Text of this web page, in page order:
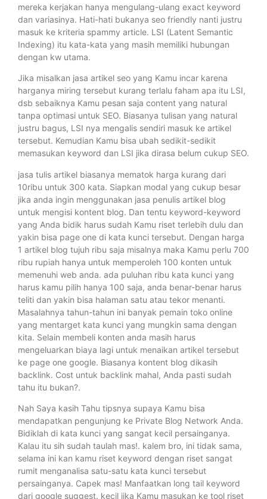
mereka kerjakan hanya mengulang-ulang exact keyword
dan variasinya. Hati-hati bukanya seo friendly nanti justru
masuk ke kriteria spammy article. LSI (Latent Semantic
Indexing) itu kata-kata yang masih memiliki hubungan
dengan kw utama.
Jika misalkan jasa artikel seo yang Kamu incar karena
harganya miring tersebut kurang terlalu faham apa itu LSI,
dsb sebaiknya Kamu pesan saja content yang natural
tanpa optimasi untuk SEO. Biasanya tulisan yang natural
justru bagus, LSI nya mengalis sendiri masuk ke artikel
tersebut. Kemudian Kamu bisa ubah sedikit-sedikit
memasukan keyword dan LSI jika dirasa belum cukup SEO.
jasa tulis artikel biasanya mematok harga kurang dari
10ribu untuk 300 kata. Siapkan modal yang cukup besar
jika anda ingin menggunakan jasa penulis artikel blog
untuk mengisi kontent blog. Dan tentu keyword-keyword
yang Anda bidik harus sudah Kamu riset terlebih dulu dan
yakin bisa page one di kata kunci tersebut. Dengan harga
1 artikel blog tujuh ribu saja misalnya maka Kamu perlu 700
ribu rupiah hanya untuk memperoleh 100 konten untuk
memenuhi web anda. ada puluhan ribu kata kunci yang
harus kamu pilih hanya 100 saja, anda benar-benar harus
teliti dan yakin bisa halaman satu atau tekor menanti.
Masalahnya tahun-tahun ini banyak pemain toko online
yang mentarget kata kunci yang mungkin sama dengan
kita. Selain membeli konten anda masih harus
mengeluarkan biaya lagi untuk menaikan artikel tersebut
ke page one google. Biasanya kontent blog dikasih
backlink. Cost untuk backlink mahal, Anda pasti sudah
tahu itu bukan?.
Nah Saya kasih Tahu tipsnya supaya Kamu bisa
mendapatkan pengunjung ke Private Blog Network Anda.
Bidiklah di kata kunci yang sangat kecil persainganya.
Kalau itu sih sudah taulah mas!. kalem bro, ini tidak sama,
selama ini kan kamu riset keyword dengan riset sangat
rumit menganalisa satu-satu kata kunci tersebut
persainganya. Capek mas! Manfaatkan long tail keyword
dari google suggest. kecil jika Kamu masukan ke tool riset